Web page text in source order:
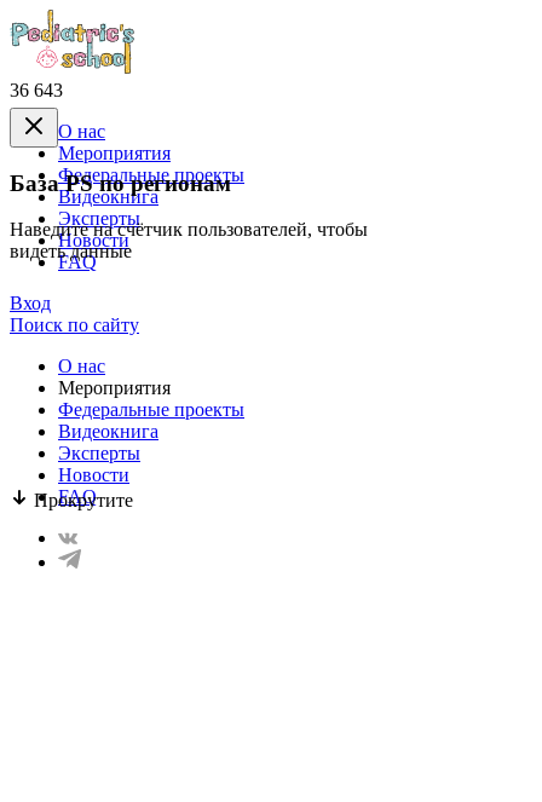
36 643
База PS по регионам
Наведите на счётчик пользователей, чтобы
видеть данные
Прокрутите
О нас
Mероприятия
Федеральные проекты
Видеокнига
Эксперты
Новости
FAQ
Вход
Поиск по сайту
О нас
Mероприятия
Федеральные проекты
Видеокнига
Эксперты
Новости
FAQ